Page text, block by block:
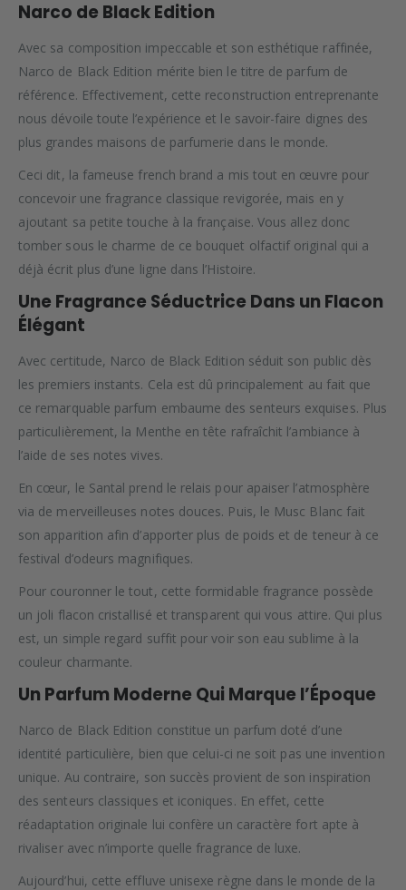
Narco de Black Edition
Avec sa composition impeccable et son esthétique raffinée,
Narco de Black Edition mérite bien le titre de parfum de
référence. Effectivement, cette reconstruction entreprenante
nous dévoile toute l’expérience et le savoir-faire dignes des
plus grandes maisons de parfumerie dans le monde.
Ceci dit, la fameuse french brand a mis tout en œuvre pour
concevoir une fragrance classique revigorée, mais en y
ajoutant sa petite touche à la française. Vous allez donc
tomber sous le charme de ce bouquet olfactif original qui a
déjà écrit plus d’une ligne dans l’Histoire.
Une Fragrance Séductrice Dans un Flacon
Élégant
Avec certitude, Narco de Black Edition séduit son public dès
les premiers instants. Cela est dû principalement au fait que
ce remarquable parfum embaume des senteurs exquises. Plus
particulièrement, la Menthe en tête rafraîchit l’ambiance à
l’aide de ses notes vives.
En cœur, le Santal prend le relais pour apaiser l’atmosphère
via de merveilleuses notes douces. Puis, le Musc Blanc fait
son apparition afin d’apporter plus de poids et de teneur à ce
festival d’odeurs magnifiques.
Pour couronner le tout, cette formidable fragrance possède
un joli flacon cristallisé et transparent qui vous attire. Qui plus
est, un simple regard suffit pour voir son eau sublime à la
couleur charmante.
Un Parfum Moderne Qui Marque l’Époque
Narco de Black Edition constitue un parfum doté d’une
identité particulière, bien que celui-ci ne soit pas une invention
unique. Au contraire, son succès provient de son inspiration
des senteurs classiques et iconiques. En effet, cette
réadaptation originale lui confère un caractère fort apte à
rivaliser avec n’importe quelle fragrance de luxe.
Aujourd’hui, cette effluve unisexe règne dans le monde de la